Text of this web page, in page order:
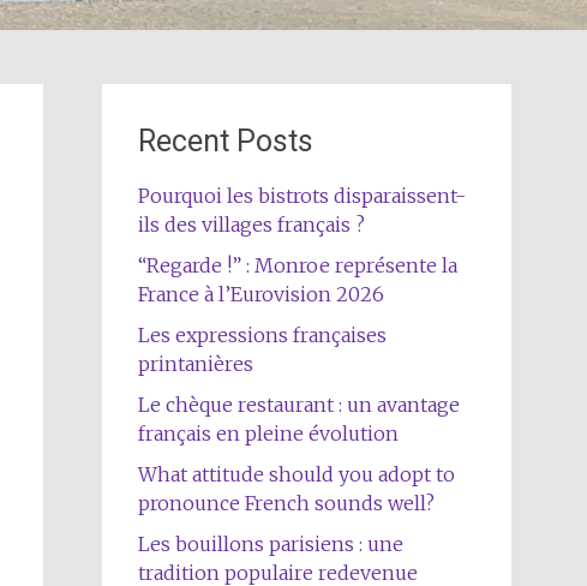
Recent Posts
Pourquoi les bistrots disparaissent-
ils des villages français ?
“Regarde !” : Monroe représente la
France à l’Eurovision 2026
Les expressions françaises
printanières
Le chèque restaurant : un avantage
français en pleine évolution
What attitude should you adopt to
pronounce French sounds well?
Les bouillons parisiens : une
tradition populaire redevenue